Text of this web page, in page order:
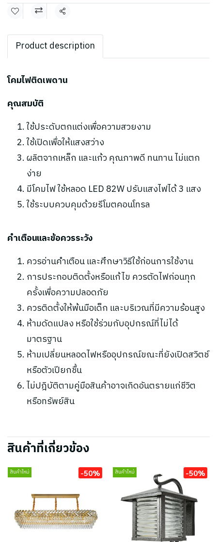
แชร์
Product description
โคมไฟติดเพดาน
คุณสมบัติ
ใช้ประดับตกแต่งเพื่อความสวยงาม
ใช้เปิดเพื่อให้แสงสว่าง
ผลิตจากเหล็ก และแก้ว คุณภาพดี ทนทาน ไม่แตก
ง่าย
มีโคมไฟ ใช้หลอด LED 82W ปรับแสงไฟได้ 3 แสง
ใช้ระบบควบคุมด้วยรีโมตคอนโทรล
คำเตือนและข้อควรระวัง
ควรอ่านคำเตือน และศึกษาวิธีใช้ก่อนการใช้งาน
การประกอบติดตั้งหรือแก้ไข ควรตัดไฟก่อนทุก
ครั้งเพื่อความปลอดภัย
ควรติดตั้งให้พ้นมือเด็ก และบริเวณที่มีความร้อนสูง
ห้ามดัดแปลง หรือใช้ร่วมกับอุปกรณ์ที่ไม่ได้
มาตรฐาน
ห้ามเปลี่ยนหลอดไฟหรืออุปกรณ์ขณะที่ยังเปิดสวิตช์
หรือตัวเปียกชื้น
ไม่ปฎิบัติตามคู่มือสินค้าอาจเกิดอันตรายแก่ชีวิต
หรือทรัพย์สิน
สินค้าที่เกี่ยวข้อง
สินค้าใหม่ -50% สินค้าใหม่ -50%